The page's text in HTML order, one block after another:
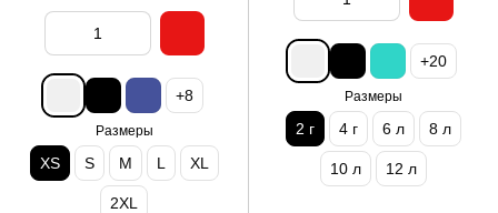
+8
Размеры
XS S M L XL
2XL
+20
Размеры
2 г 4 г 6 л 8 л
10 л 12 л